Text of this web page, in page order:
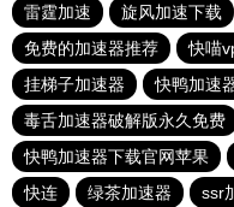
雷霆加速
旋风加速下载
免费的加速器推荐
快喵
挂梯子加速器
快鸭加速
毒舌加速器破解版永久免费
快鸭加速器下载官网苹果
快连
绿茶加速器 ssr